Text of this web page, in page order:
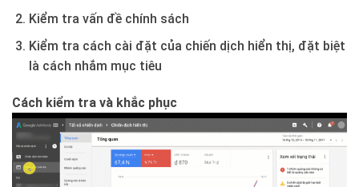
Kiểm tra vấn đề chính sách
Kiểm tra cách cài đặt của chiến dịch hiển thị, đặt biệt
là cách nhắm mục tiêu
Cách kiểm tra và khắc phục